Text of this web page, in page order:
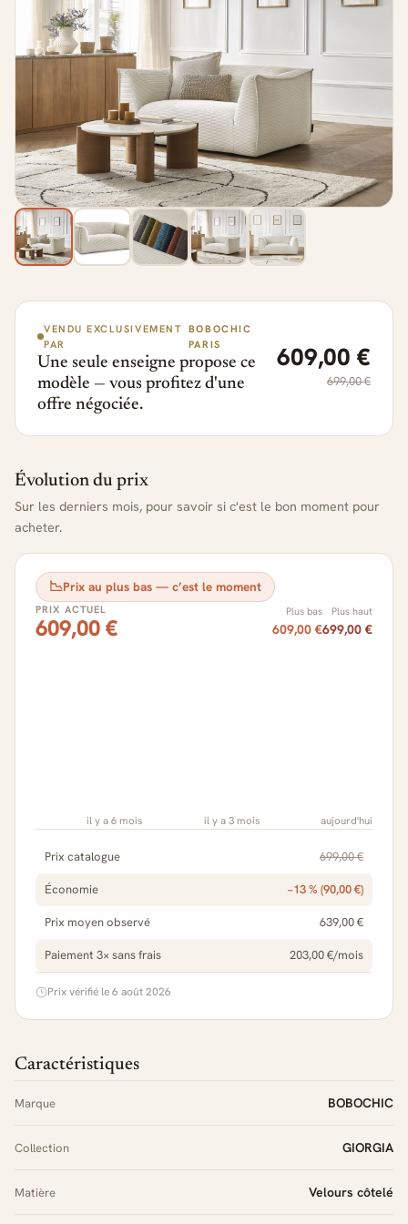
VENDU EXCLUSIVEMENT
PAR
BOBOCHIC
PARIS
Une seule enseigne propose ce
modèle — vous profitez d'une
offre négociée.
609,00 €
699,00 €
Évolution du prix
Sur les derniers mois, pour savoir si c'est le bon moment pour
acheter.
📉Prix au plus bas — c’est le moment
PRIX ACTUEL
609,00 €
Plus bas
609,00 €
Plus haut
699,00 €
il y a 6 mois il y a 3 mois aujourd'hui
Prix catalogue 699,00 €
Économie −13 % (90,00 €)
Prix moyen observé 639,00 €
Paiement 3× sans frais 203,00 €/mois
Prix vérifié le 6 août 2026
Caractéristiques
Marque BOBOCHIC
Collection GIORGIA
Matière Velours côtelé